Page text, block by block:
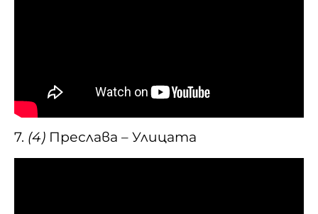
7. (4) Преслава – Улицата